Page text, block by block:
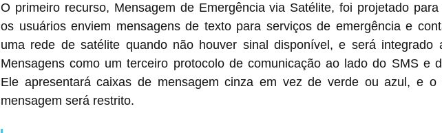
O primeiro recurso, Mensagem de Emergência via Satélite, foi projetado
os usuários enviem mensagens de texto para serviços de emergência e
uma rede de satélite quando não houver sinal disponível, e será integrado
Mensagens como um terceiro protocolo de comunicação ao lado do SMS e
Ele apresentará caixas de mensagem cinza em vez de verde ou azul, e o
mensagem será restrito.